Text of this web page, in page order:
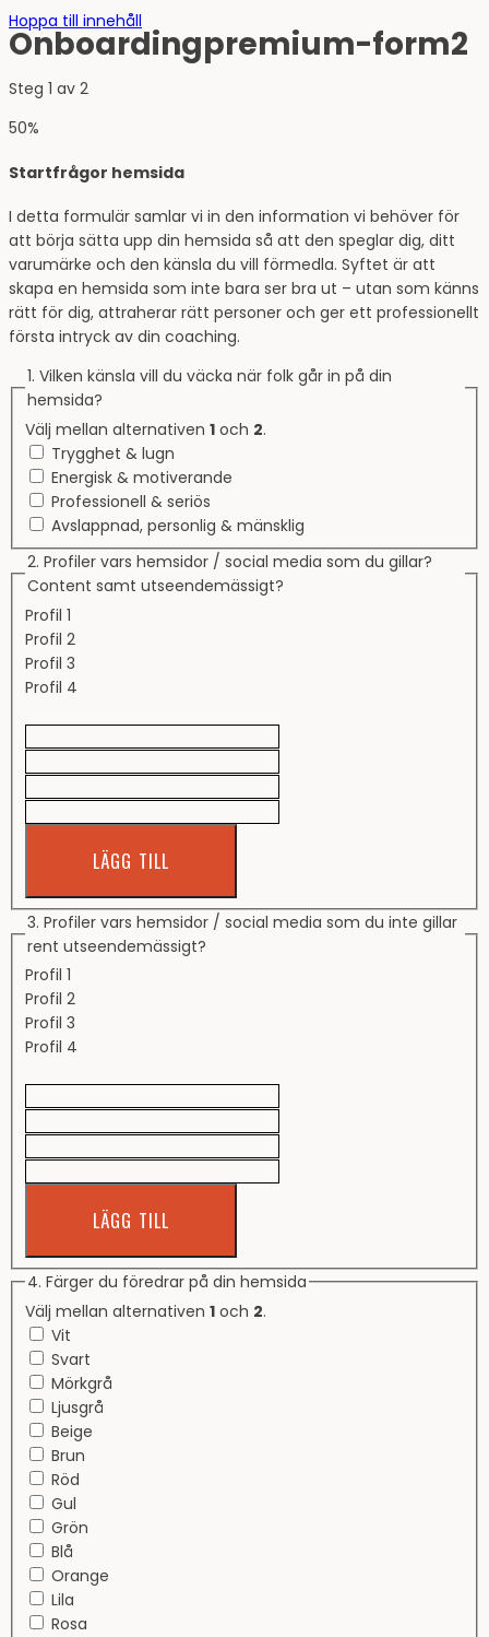
Hoppa till innehåll
Onboardingpremium-form2
Steg 1 av 2
50%
Startfrågor hemsida
I detta formulär samlar vi in den information vi behöver för
att börja sätta upp din hemsida så att den speglar dig, ditt
varumärke och den känsla du vill förmedla. Syftet är att
skapa en hemsida som inte bara ser bra ut – utan som känns
rätt för dig, attraherar rätt personer och ger ett professionellt
första intryck av din coaching.
1. Vilken känsla vill du väcka när folk går in på din
hemsida?
Välj mellan alternativen 1och 2.
Trygghet & lugn
Energisk & motiverande
Professionell & seriös
Avslappnad, personlig & mänsklig
2. Profiler vars hemsidor / social media som du gillar?
Content samt utseendemässigt?
Profil 1
Profil 2
Profil 3
Profil 4
LÄGG TILL
3. Profiler vars hemsidor / social media som du inte gillar
rent utseendemässigt?
Profil 1
Profil 2
Profil 3
Profil 4
LÄGG TILL
4. Färger du föredrar på din hemsida
Välj mellan alternativen 1och 2.
Vit
Svart
Mörkgrå
Ljusgrå
Beige
Brun
Röd
Gul
Grön
Blå
Orange
Lila
Rosa